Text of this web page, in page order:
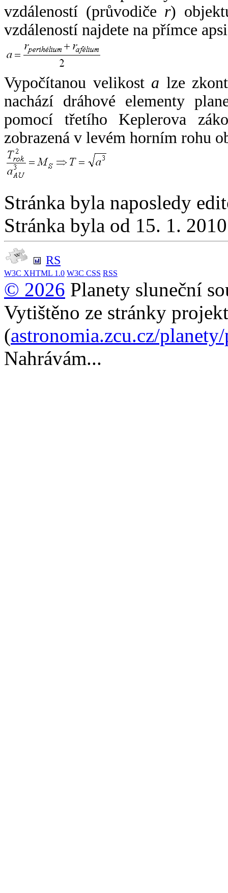
vzdáleností (průvodiče r)
vzdáleností najdete na přímce
Vypočítanou velikost a lze
nachází dráhové elementy
pomocí třetího Keplerova
zobrazená v levém horním rohu
Stránka byla naposledy
Stránka byla od 15. 1.
RS
W3C XHTML 1.0 W3C CSS RSS
© 2026 Planety sluneční
Vytištěno ze stránky
(astronomia.zcu.cz/
Nahrávám...